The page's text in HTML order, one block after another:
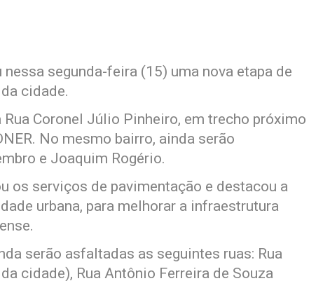
segunda-feira (15) uma nova etapa de
cidade.
Coronel Júlio Pinheiro, em trecho próximo
No mesmo bairro, ainda serão
e Joaquim Rogério.
os serviços de pavimentação e destacou a
urbana, para melhorar a infraestrutura
serão asfaltadas as seguintes ruas: Rua
cidade), Rua Antônio Ferreira de Souza